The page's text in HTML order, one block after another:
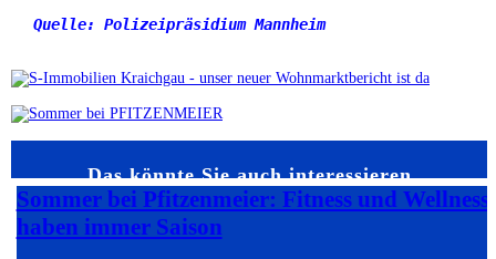
Quelle: Polizeipräsidium Mannheim
Das könnte Sie auch interessieren…
Sommer bei Pfitzenmeier: Fitness und Wellness
haben immer Saison